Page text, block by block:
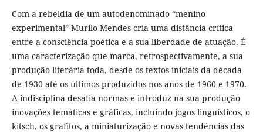
Com a rebeldia de um autodenominado “menino
experimental” Murilo Mendes cria uma distância crítica
entre a consciência poética e a sua liberdade de atuação. É
uma caracterização que marca, retrospectivamente, a sua
produção literária toda, desde os textos iniciais da década
de 1930 até os últimos produzidos nos anos de 1960 e 1970.
A indisciplina desafia normas e introduz na sua produção
inovações temáticas e gráficas, incluindo jogos linguísticos, o
kitsch, os grafitos, a miniaturização e novas tendências das